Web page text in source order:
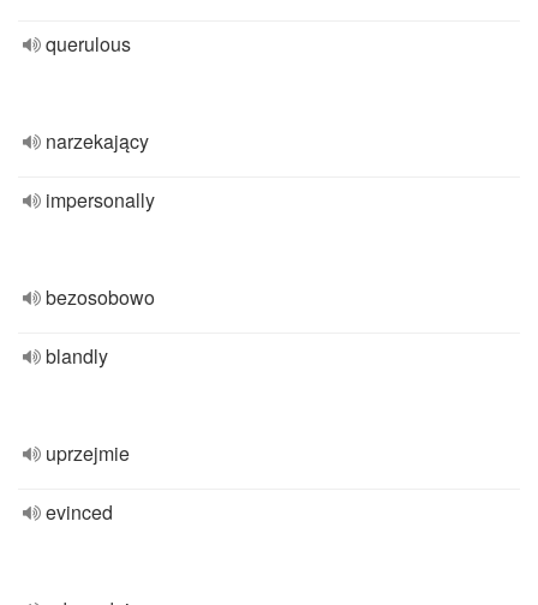
querulous
narzekający
impersonally
bezosobowo
blandly
uprzejmie
evinced